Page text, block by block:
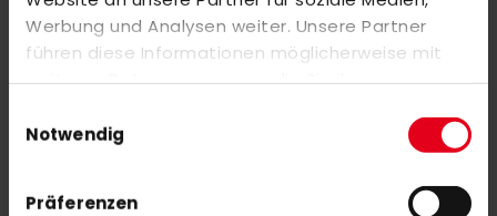
Werbung und Analysen weiter. Unsere Partner
führen diese Informationen möglicherweise mit
weiteren Daten zusammen, die Sie ihnen
Nutzung der Dienste gesammelt haben.
Notwendig
Präferenzen OBO Robo HI REBOUND Hand Protector Left